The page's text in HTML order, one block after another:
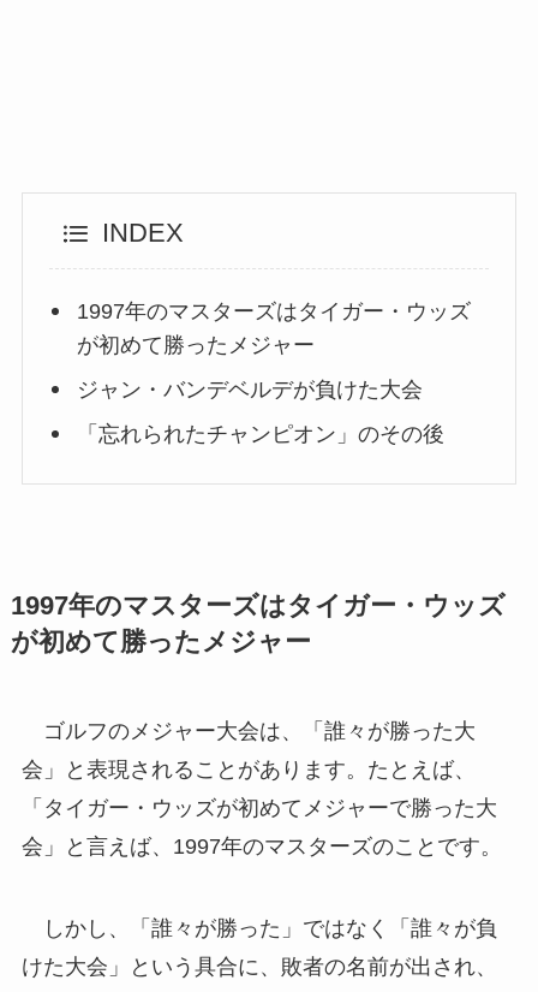
INDEX
1997年のマスターズはタイガー・ウッズ
が初めて勝ったメジャー
ジャン・バンデベルデが負けた大会
「忘れられたチャンピオン」のその後
1997年のマスターズはタイガー・ウッズ
が初めて勝ったメジャー
ゴルフのメジャー大会は、「誰々が勝った大
会」と表現されることがあります。たとえば、
「タイガー・ウッズが初めてメジャーで勝った大
会」と言えば、1997年のマスターズのことです。
しかし、「誰々が勝った」ではなく「誰々が負
けた大会」という具合に、敗者の名前が出され、